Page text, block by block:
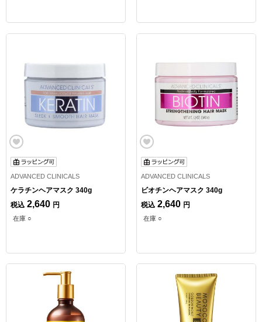
ADVANCED CLINICALS
ケラチンヘアマスク 340g
税込 2,640 円
在庫 ○
ADVANCED CLINICALS
ビオチンヘアマスク 340g
税込 2,640 円
在庫 ○